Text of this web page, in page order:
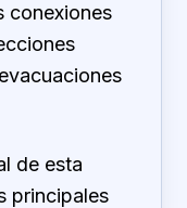
conexiones
de esta
principales